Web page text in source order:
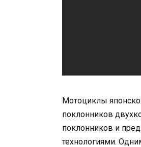
Мотоциклы
поклонников
поклонников и
технологиями.